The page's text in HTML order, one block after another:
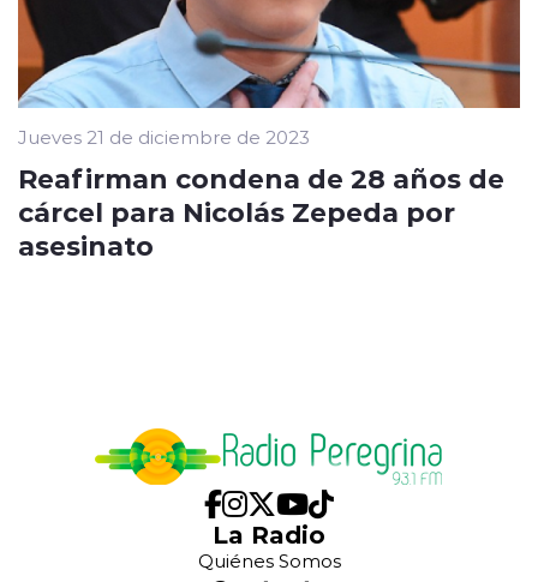
Jueves 21 de diciembre de 2023
Reafirman condena de 28 años de
cárcel para Nicolás Zepeda por
asesinato
La Radio
Quiénes Somos